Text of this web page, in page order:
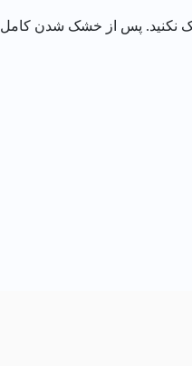
نکنید. پس از خشک شدن کامل